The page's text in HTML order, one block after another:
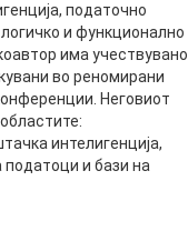
податочно
и функционално
има учествувано
во реномирани
Неговиот
интелигенција,
и бази на